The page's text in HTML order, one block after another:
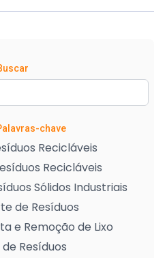
chave
Recicláveis
Recicláveis
Sólidos Industriais
de Resíduos
e Remoção de Lixo
Resíduos